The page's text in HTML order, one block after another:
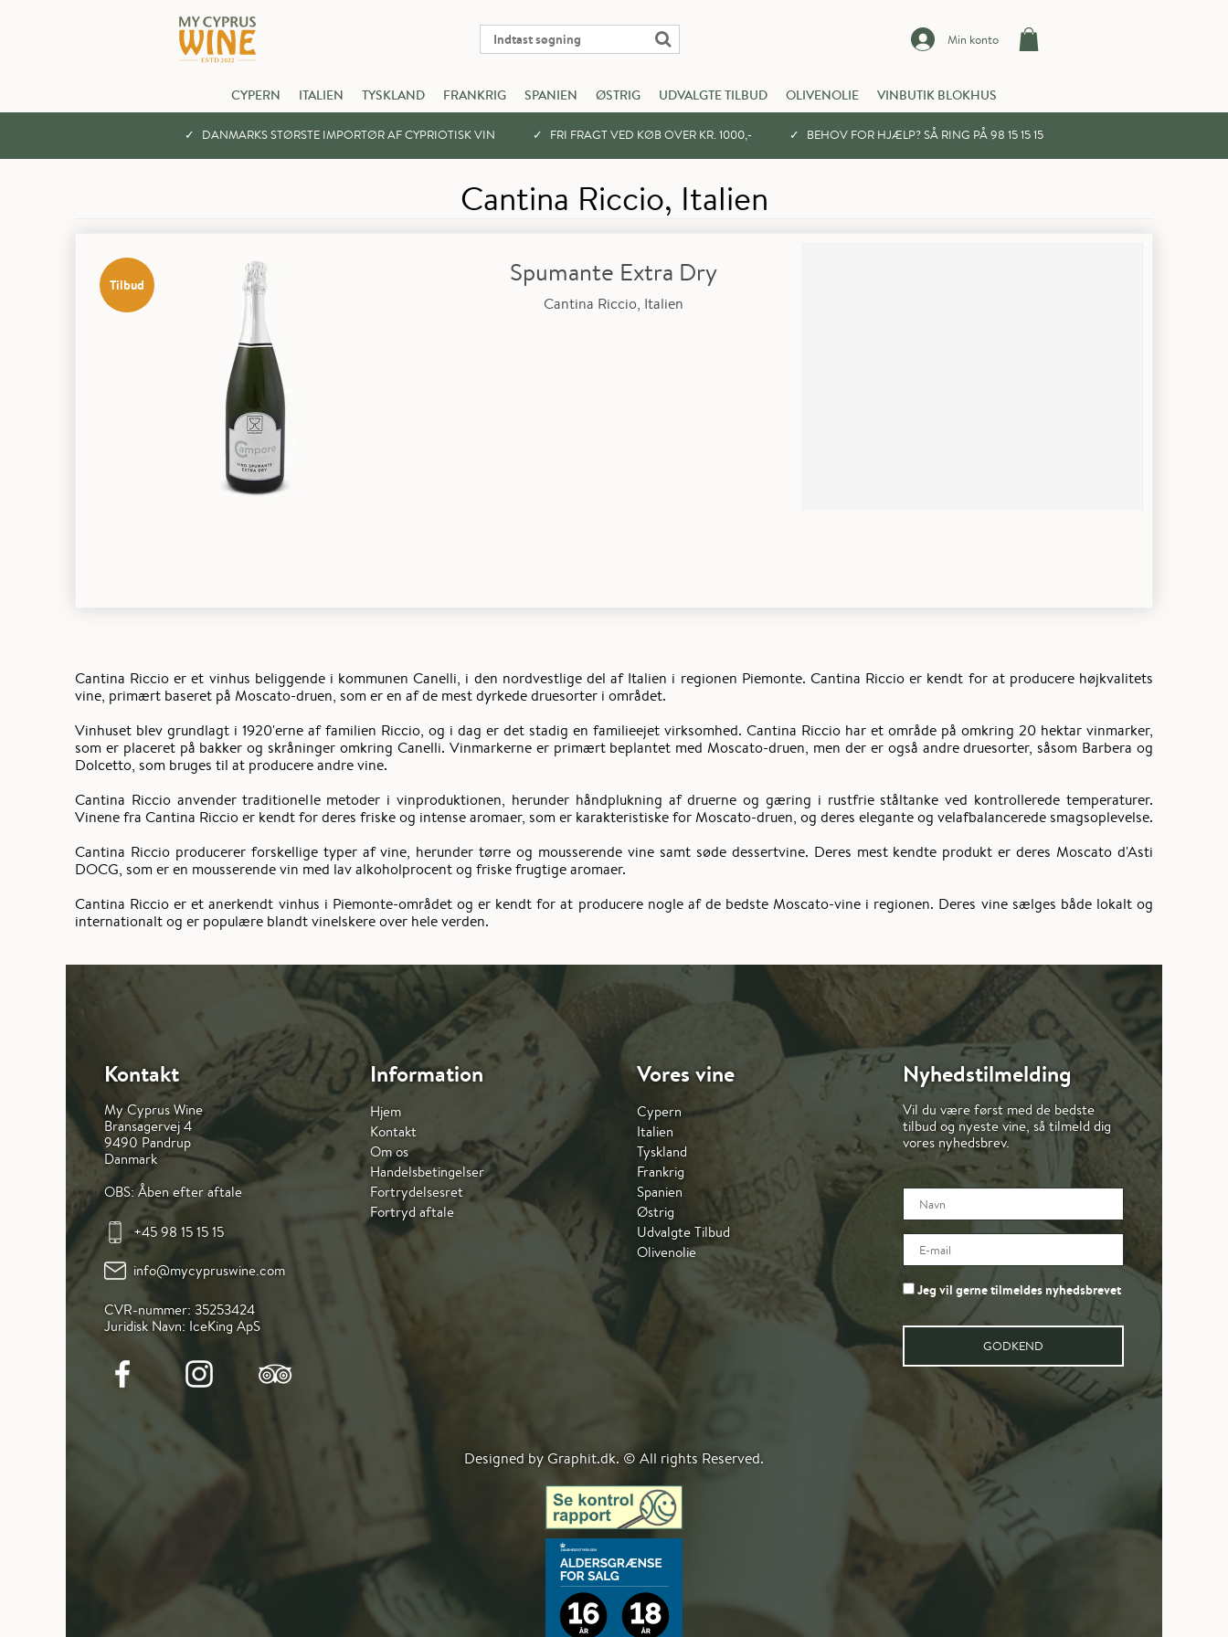
Min konto
CYPERN ITALIEN TYSKLAND FRANKRIG SPANIEN ØSTRIG UDVALGTE TILBUD OLIVENOLIE VINBUTIK BLOKHUS
DANMARKS STØRSTE IMPORTØR AF CYPRIOTISK VIN FRI FRAGT VED KØB OVER KR. 1000,- BEHOV FOR HJÆLP? SÅ RING PÅ 98 15 15 15
Cantina Riccio, Italien
Tilbud Spumante Extra Dry
Cantina Riccio, Italien
Cantina Riccio er et vinhus beliggende i kommunen Canelli, i den nordvestlige del af Italien i regionen Piemonte. Cantina Riccio er kendt for at producere højkvalitets
vine, primært baseret på Moscato-druen, som er en af de mest dyrkede druesorter i området.
Vinhuset blev grundlagt i 1920'erne af familien Riccio, og i dag er det stadig en familieejet virksomhed. Cantina Riccio har et område på omkring 20 hektar vinmarker,
som er placeret på bakker og skråninger omkring Canelli. Vinmarkerne er primært beplantet med Moscato-druen, men der er også andre druesorter, såsom Barbera og
Dolcetto, som bruges til at producere andre vine.
Cantina Riccio anvender traditionelle metoder i vinproduktionen, herunder håndplukning af druerne og gæring i rustfrie ståltanke ved kontrollerede temperaturer.
Vinene fra Cantina Riccio er kendt for deres friske og intense aromaer, som er karakteristiske for Moscato-druen, og deres elegante og velafbalancerede smagsoplevelse.
Cantina Riccio producerer forskellige typer af vine, herunder tørre og mousserende vine samt søde dessertvine. Deres mest kendte produkt er deres Moscato d'Asti
DOCG, som er en mousserende vin med lav alkoholprocent og friske frugtige aromaer.
Cantina Riccio er et anerkendt vinhus i Piemonte-området og er kendt for at producere nogle af de bedste Moscato-vine i regionen. Deres vine sælges både lokalt og
internationalt og er populære blandt vinelskere over hele verden.
Kontakt
My Cyprus Wine
Bransagervej 4
9490 Pandrup
Danmark
OBS: Åben efter aftale
+45 98 15 15 15
info@mycypruswine.com
CVR-nummer: 35253424
Juridisk Navn: IceKing ApS
Information
Hjem
Kontakt
Om os
Handelsbetingelser
Fortrydelsesret
Fortryd aftale
Vores vine
Cypern
Italien
Tyskland
Frankrig
Spanien
Østrig
Udvalgte Tilbud
Olivenolie
Nyhedstilmelding
Vil du være først med de bedste
tilbud og nyeste vine, så tilmeld dig
vores nyhedsbrev.
Jeg vil gerne tilmeldes nyhedsbrevet
GODKEND
Designed by Graphit.dk. © All rights Reserved.